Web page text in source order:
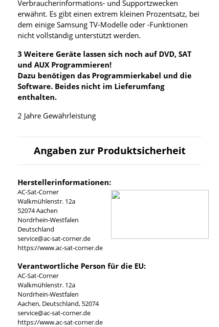
Verbraucherinformations- und Supportzwecken
erwähnt. Es gibt einen extrem kleinen Prozentsatz, bei
dem einige Samsung TV-Modelle oder -Funktionen
nicht vollständig unterstützt werden.
3 Weitere Geräte lassen sich noch auf DVD, SAT
und AUX Programmieren!
Dazu benötigen das Programmierkabel und die
Software. Beides nicht im Lieferumfang
enthalten.
2 Jahre Gewährleistung
Angaben zur Produktsicherheit
Herstellerinformationen:
AC-Sat-Corner
Walkmühlenstr. 12a
52074 Aachen
Nordrhein-Westfalen
Deutschland
service@ac-sat-corner.de
https://www.ac-sat-corner.de
Verantwortliche Person für die EU:
AC-Sat-Corner
Walkmühlenstr. 12a
Nordrhein-Westfalen
Aachen, Deutschland, 52074
service@ac-sat-corner.de
https://www.ac-sat-corner.de